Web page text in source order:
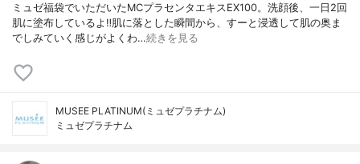
ミュゼ福袋でいただいたMCプラセンタエキスEX100。洗顔後、一日2回
肌に塗布しているよ‼︎肌に落とした瞬間から、すーと浸透して肌の奥ま
でしみていく感じがよくわ…続きを見る
MUSEE PLATINUM(ミュゼプラチナム)
ミュゼプラチナム